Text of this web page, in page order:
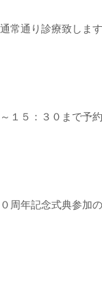
常通り診療致しま
１５：３０まで予
周年記念式典参加